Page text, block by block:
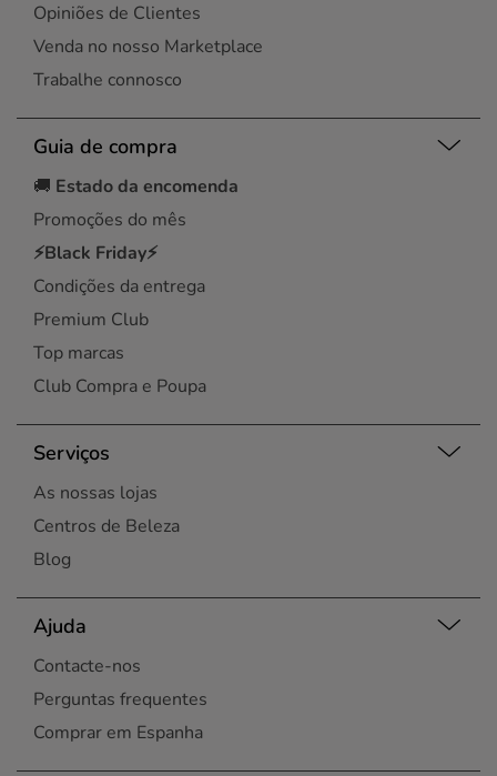
Opiniões de Clientes
Venda no nosso Marketplace
Trabalhe connosco
Guia de compra
🚚 Estado da encomenda
Promoções do mês
⚡Black Friday⚡
Condições da entrega
Premium Club
Top marcas
Club Compra e Poupa
Serviços
As nossas lojas
Centros de Beleza
Blog
Ajuda
Contacte-nos
Perguntas frequentes
Comprar em Espanha